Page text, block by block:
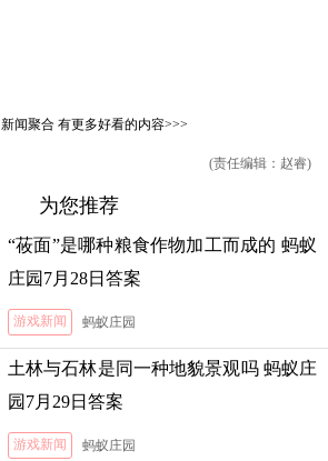
新闻聚合有更多好看的内容>>>
(责任编辑：赵睿)
为您推荐
“莜面”是哪种粮食作物加工而成的 蚂蚁
庄园7月28日答案
游戏新闻 蚂蚁庄园
土林与石林是同一种地貌景观吗 蚂蚁庄
园7月29日答案
游戏新闻 蚂蚁庄园